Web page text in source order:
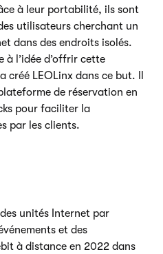
à leur portabilité, ils sont
utilisateurs cherchant un
dans des endroits isolés.
à l’idée d’offrir cette
créé LEOLinx dans ce but. Il
de réservation en
pour faciliter la
par les clients.
unités Internet par
et des
à distance en 2022 dans